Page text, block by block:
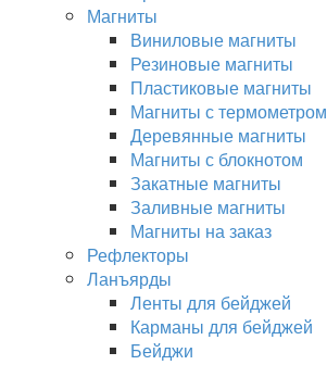
Магниты
Виниловые магниты
Резиновые магниты
Пластиковые магниты
Магниты с термометром
Деревянные магниты
Магниты с блокнотом
Закатные магниты
Заливные магниты
Магниты на заказ
Рефлекторы
Ланъярды
Ленты для бейджей
Карманы для бейджей
Бейджи